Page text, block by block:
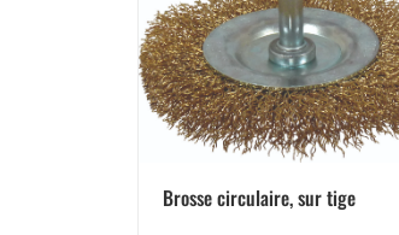
Brosse circulaire, sur tige